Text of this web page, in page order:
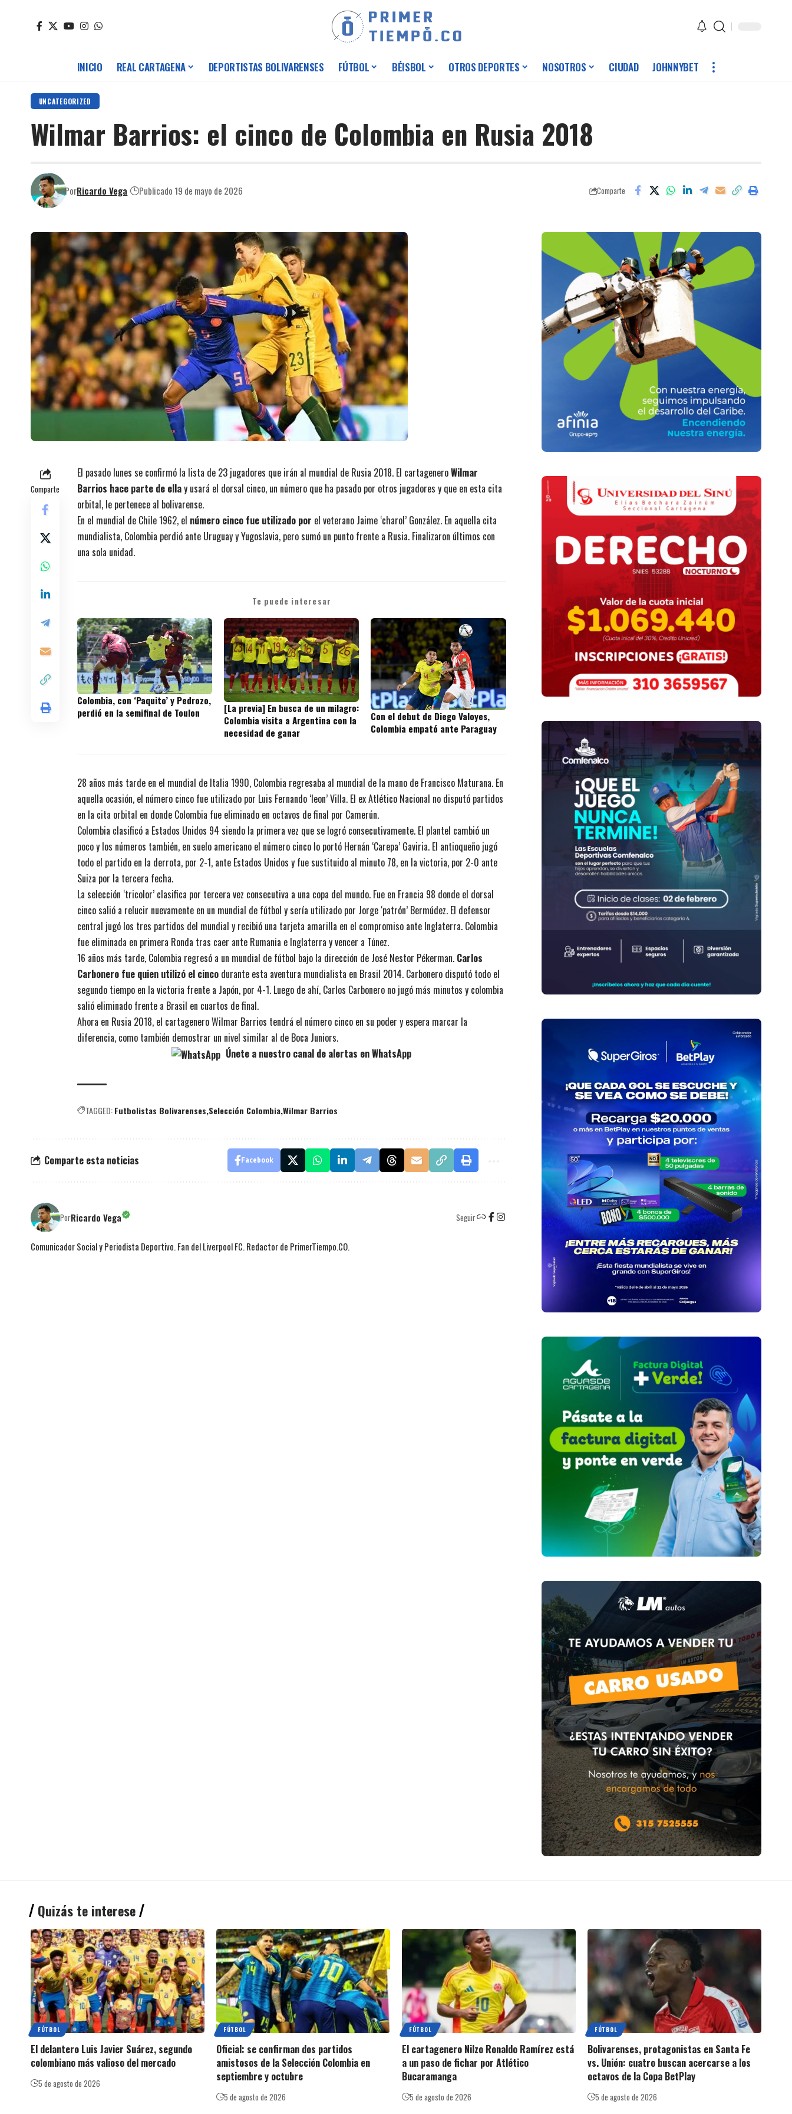
INICIO REAL CARTAGENA DEPORTISTAS BOLIVARENSES FÚTBOL BÉISBOL OTROS DEPORTES NOSOTROS CIUDAD JOHNNYBET
UNCATEGORIZED
Wilmar Barrios: el cinco de Colombia en Rusia 2018
PorRicardo Vega Publicado 19 de mayo de 2026 Comparte
Comparte
El pasado lunes se confirmó la lista de 23 jugadores que irán al mundial de Rusia 2018. El cartageneroWilmar
Barrios hace parte de ellay usará el dorsal cinco, un número que ha pasado por otros jugadores y que en esta cita
orbital, le pertenece al bolivarense.
En el mundial de Chile 1962, el número cinco fue utilizado por el veterano Jaime ‘charol’ González. En aquella cita
mundialista, Colombia perdió ante Uruguay y Yugoslavia, pero sumó un punto frente a Rusia. Finalizaron últimos con
una sola unidad.
Te puede interesar
Colombia, con ‘Paquito’ y Pedrozo,
perdió en la semifinal de Toulon
[La previa] En busca de un milagro:
Colombia visita a Argentina con la
necesidad de ganar
Con el debut de Diego Valoyes,
Colombia empató ante Paraguay
28 años más tarde en el mundial de Italia 1990, Colombia regresaba al mundial de la mano de Francisco Maturana. En
aquella ocasión, el número cinco fue utilizado por Luis Fernando ‘leon’ Villa. El ex Atlético Nacional no disputó partidos
en la cita orbital en donde Colombia fue eliminado en octavos de final por Camerún.
Colombia clasificó a Estados Unidos 94 siendo la primera vez que se logró consecutivamente. El plantel cambió un
poco y los números también, en suelo americano el número cinco lo portó Hernán ‘Carepa’ Gaviria. El antioqueño jugó
todo el partido en la derrota, por 2-1, ante Estados Unidos y fue sustituido al minuto 78, en la victoria, por 2-0 ante
Suiza por la tercera fecha.
La selección ‘tricolor’ clasifica por tercera vez consecutiva a una copa del mundo. Fue en Francia 98 donde el dorsal
cinco salió a relucir nuevamente en un mundial de fútbol y sería utilizado por Jorge ‘patrón’ Bermúdez. El defensor
central jugó los tres partidos del mundial y recibió una tarjeta amarilla en el compromiso ante Inglaterra. Colombia
fue eliminada en primera Ronda tras caer ante Rumania e Inglaterra y vencer a Túnez.
16 años más tarde, Colombia regresó a un mundial de fútbol bajo la dirección de José Nestor Pékerman. Carlos
Carbonero fue quien utilizó el cinco durante esta aventura mundialista en Brasil 2014. Carbonero disputó todo el
segundo tiempo en la victoria frente a Japón, por 4-1. Luego de ahí, Carlos Carbonero no jugó más minutos y colombia
salió eliminado frente a Brasil en cuartos de final.
Ahora en Rusia 2018, el cartagenero Wilmar Barrios tendrá el número cinco en su poder y espera marcar la
diferencia, como también demostrar un nivel similar al de Boca Juniors.
Únete a nuestro canal de alertas en WhatsApp
TAGGED:Futbolistas Bolivarenses Selección ColombiaWilmar Barrios
Comparte esta noticias Facebook
PorRicardo Vega Seguir
Comunicador Social y Periodista Deportivo. Fan del Liverpool FC. Redactor de PrimerTiempo.CO.
Quizás te interese
FÚTBOL
El delantero Luis Javier Suárez, segundo
colombiano más valioso del mercado
5 de agosto de 2026
FÚTBOL
Oficial: se confirman dos partidos
amistosos de la Selección Colombia en
septiembre y octubre
5 de agosto de 2026
FÚTBOL
El cartagenero Nilzo Ronaldo Ramírez está
a un paso de fichar por Atlético
Bucaramanga
5 de agosto de 2026
FÚTBOL
Bolivarenses, protagonistas en Santa Fe
vs. Unión: cuatro buscan acercarse a los
octavos de la Copa BetPlay
5 de agosto de 2026